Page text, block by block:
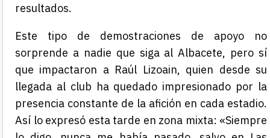
resultados.
Este tipo de demostraciones de apoyo no
sorprende a nadie que siga al Albacete, pero sí
que impactaron a Raúl Lizoain, quien desde su
llegada al club ha quedado impresionado por la
presencia constante de la afición en cada estadio.
Así lo expresó esta tarde en zona mixta: «Siempre